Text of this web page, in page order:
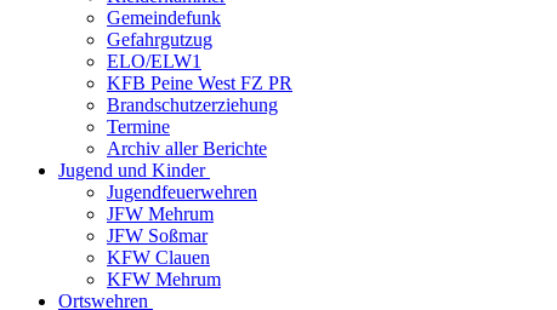
Gemeindefunk
Gefahrgutzug
ELO/ELW1
KFB Peine West FZ PR
Brandschutzerziehung
Termine
Archiv aller Berichte
Jugend und Kinder
Jugendfeuerwehren
JFW Mehrum
JFW Soßmar
KFW Clauen
KFW Mehrum
Ortswehren